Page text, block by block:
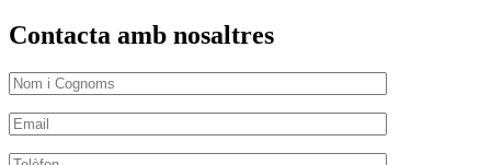
Contacta amb nosaltres